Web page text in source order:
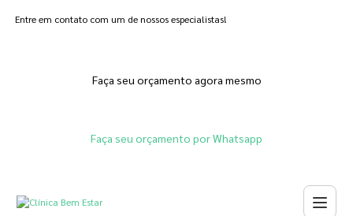
Entre em contato com um de nossos especialistas!
Faça seu orçamento agora mesmo
Faça seu orçamento por Whatsapp